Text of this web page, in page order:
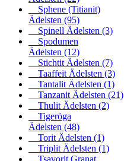
Sphene (Titianit)
Ädelsten (95)
Spinell Ädelsten (3)
Spodumen
Ädelsten (12)
Stichtit Ädelsten (7)
Taaffeit Ädelsten (3)
Tantalit Ädelsten (1)
Tanzanit Ädelsten (21)
Thulit Ädelsten (2)
Tigeröga
Ädelsten (48)
Torit Ädelsten (1)
Triplit Ädelsten (1)